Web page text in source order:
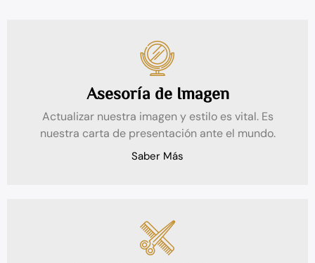
Asesoría de Imagen
Actualizar nuestra imagen y estilo es vital. Es
nuestra carta de presentación ante el mundo.
Saber Más